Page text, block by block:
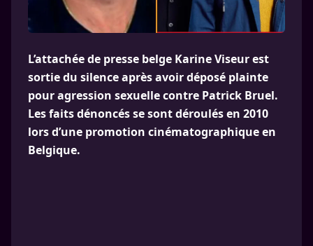
L’attachée de presse belge Karine Viseur est
sortie du silence après avoir déposé plainte
pour agression sexuelle contre Patrick Bruel.
Les faits dénoncés se sont déroulés en 2010
lors d’une promotion cinématographique en
Belgique.